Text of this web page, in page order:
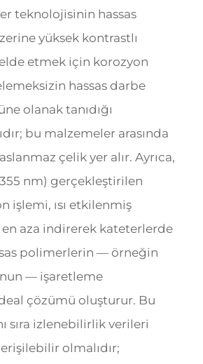
teknolojisinin hassas
yüksek kontrastlı
etmek için korozyon
hassas darbe
olanak tanıdığı
bu malzemeler arasında
çelik yer alır. Ayrıca,
nm) gerçekleştirilen
işlemi, ısı etkilenmiş
aza indirerek kateterlerde
polimerlerin — örneğin
— işaretleme
çözümü oluşturur. Bu
sıra izlenebilirlik verileri
olmalıdır;